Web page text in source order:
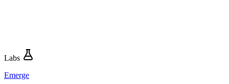
Labs
Emerge